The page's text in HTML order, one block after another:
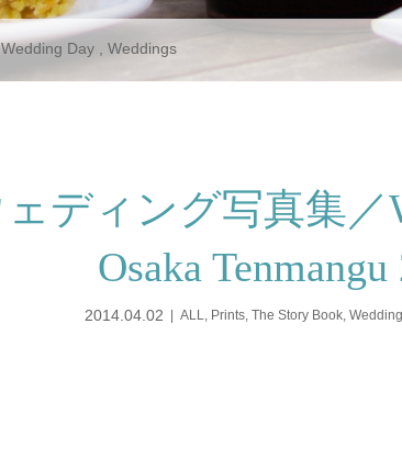
Wedding Day Weddings
ディング写真集／
Osaka Tenmangu
2014.04.02 ALL, Prints, The Story Book,